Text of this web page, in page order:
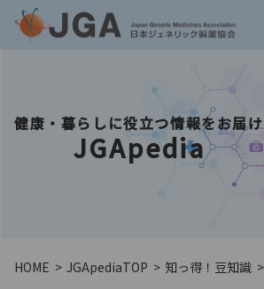
健康・暮らしに役立つ情報をお届け
JGApedia
HOME JGApediaTOP 知っ得！豆知識